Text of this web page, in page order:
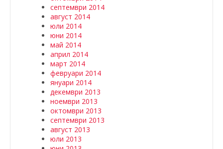
септември 2014
август 2014
юли 2014
юни 2014
май 2014
април 2014
март 2014
февруари 2014
януари 2014
декември 2013
ноември 2013
октомври 2013
септември 2013
август 2013
юли 2013